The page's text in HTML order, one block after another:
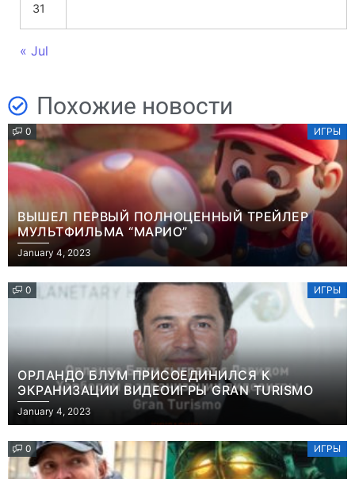
31
« Jul
Похожие новости
0 ИГРЫ
ВЫШЕЛ ПЕРВЫЙ ПОЛНОЦЕННЫЙ ТРЕЙЛЕР
МУЛЬТФИЛЬМА “МАРИО”
January 4, 2023
0 ИГРЫ
ОРЛАНДО БЛУМ ПРИСОЕДИНИЛСЯ К
ЭКРАНИЗАЦИИ ВИДЕОИГРЫ GRAN TURISMO
January 4, 2023
0 ИГРЫ